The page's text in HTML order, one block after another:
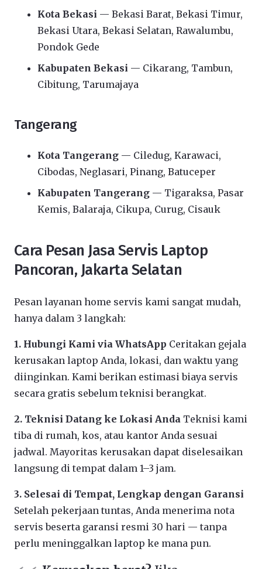
Kota Bekasi — Bekasi Barat, Bekasi Timur,
Bekasi Utara, Bekasi Selatan, Rawalumbu,
Pondok Gede
Kabupaten Bekasi — Cikarang, Tambun,
Cibitung, Tarumajaya
Tangerang
Kota Tangerang — Ciledug, Karawaci,
Cibodas, Neglasari, Pinang, Batuceper
Kabupaten Tangerang — Tigaraksa, Pasar
Kemis, Balaraja, Cikupa, Curug, Cisauk
Cara Pesan Jasa Servis Laptop
Pancoran, Jakarta Selatan
Pesan layanan home servis kami sangat mudah,
hanya dalam 3 langkah:
1. Hubungi Kami via WhatsApp Ceritakan gejala
kerusakan laptop Anda, lokasi, dan waktu yang
diinginkan. Kami berikan estimasi biaya servis
secara gratis sebelum teknisi berangkat.
2. Teknisi Datang ke Lokasi Anda Teknisi kami
tiba di rumah, kos, atau kantor Anda sesuai
jadwal. Mayoritas kerusakan dapat diselesaikan
langsung di tempat dalam 1–3 jam.
3. Selesai di Tempat, Lengkap dengan Garansi
Setelah pekerjaan tuntas, Anda menerima nota
servis beserta garansi resmi 30 hari — tanpa
perlu meninggalkan laptop ke mana pun.